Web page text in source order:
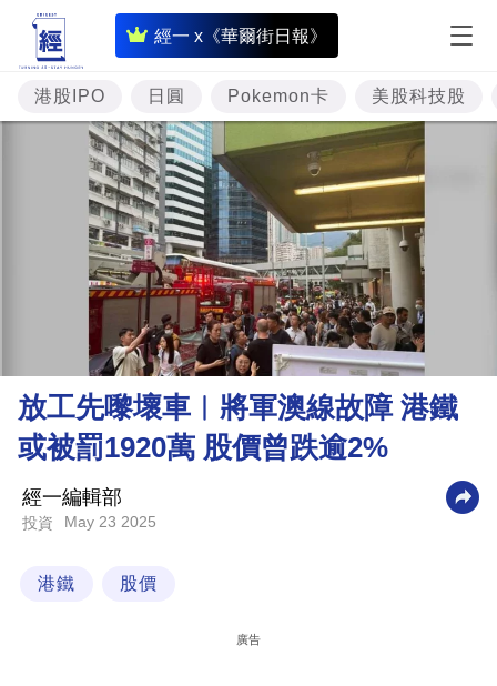
經一 x《華爾街日報》
即
時
財
經
專
題
投
資
市
理
財
商
科
港股IPO 日圓 Pokemon卡 美股科技股
放工先嚟壞車︳將軍澳線故障 港鐵
或被罰1920萬 股價曾跌逾2%
經一編輯部
投資 May 23 2025
港鐵 股價
廣告